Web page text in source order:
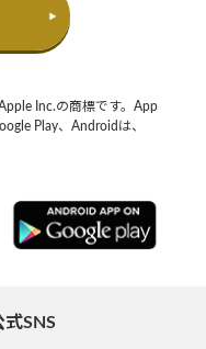
Inc.の商標です。App
Play、Androidは、
SNS